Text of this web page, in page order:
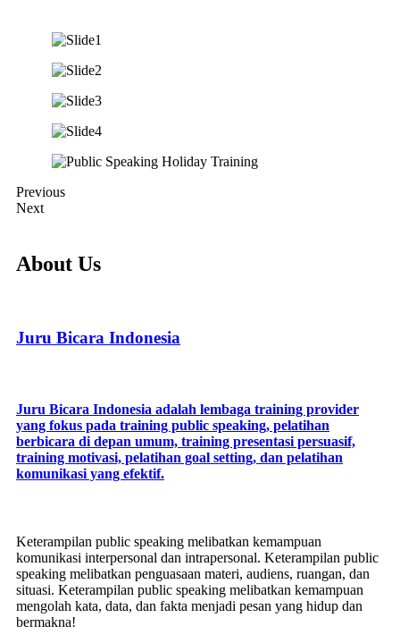
Previous
Next
About Us
Juru Bicara Indonesia
Juru Bicara Indonesia adalah lembaga training provider
yang fokus pada training public speaking, pelatihan
berbicara di depan umum, training presentasi persuasif,
training motivasi, pelatihan goal setting, dan pelatihan
komunikasi yang efektif.
Keterampilan public speaking melibatkan kemampuan
komunikasi interpersonal dan intrapersonal. Keterampilan public
speaking melibatkan penguasaan materi, audiens, ruangan, dan
situasi. Keterampilan public speaking melibatkan kemampuan
mengolah kata, data, dan fakta menjadi pesan yang hidup dan
bermakna!